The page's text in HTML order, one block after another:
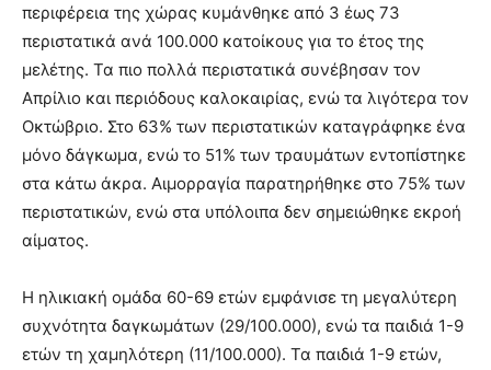
περιφέρεια της χώρας κυμάνθηκε από 3 έως 73
περιστατικά ανά 100.000 κατοίκους για το έτος της
μελέτης. Τα πιο πολλά περιστατικά συνέβησαν τον
Απρίλιο και περιόδους καλοκαιρίας, ενώ τα λιγότερα τον
Οκτώβριο. Στο 63% των περιστατικών καταγράφηκε ένα
μόνο δάγκωμα, ενώ το 51% των τραυμάτων εντοπίστηκε
στα κάτω άκρα. Αιμορραγία παρατηρήθηκε στο 75% των
περιστατικών, ενώ στα υπόλοιπα δεν σημειώθηκε εκροή
αίματος.
Η ηλικιακή ομάδα 60-69 ετών εμφάνισε τη μεγαλύτερη
συχνότητα δαγκωμάτων (29/100.000), ενώ τα παιδιά 1-9
ετών τη χαμηλότερη (11/100.000). Τα παιδιά 1-9 ετών,